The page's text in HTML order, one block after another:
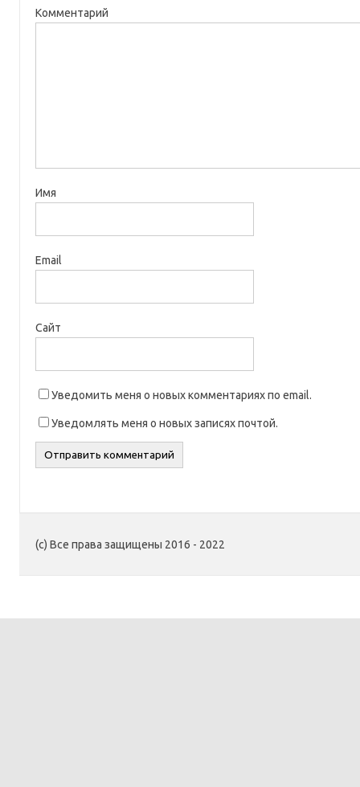
Комментарий
Имя
Email
Сайт
Уведомить меня о новых комментариях по email.
Уведомлять меня о новых записях почтой.
(c) Все права защищены 2016 - 2022